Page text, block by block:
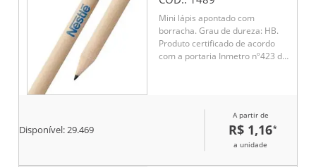
Mini lápis apontado com
borracha. Grau de dureza: HB.
Produto certificado de acordo
com a portaria Inmetro nº423 de
Disponível:29.469
A partir de
R$ 1,16*
a unidade